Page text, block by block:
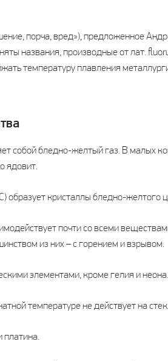
порча, вред»), предложенное
названия, производные от лат.
температуру плавления
собой бледно-желтый газ. В малых
ядовит.
образует кристаллы бледно-желтого
почти со всеми
из них – с горением и взрывом.
элементами, кроме гелия и неона.
температуре не действует на
платина.